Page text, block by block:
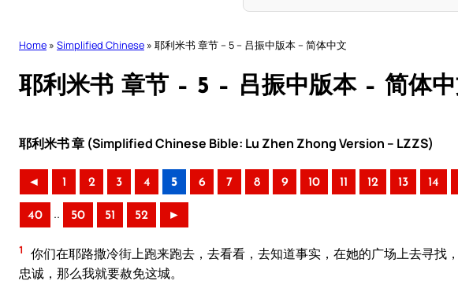
Home » Simplified Chinese » 耶利米书 章节 – 5 – 吕振中版本 – 简体中文
耶利米书 章节 – 5 – 吕振中版本 – 简体
耶利米书 章 (Simplified Chinese Bible: Lu Zhen Zhong Version – LZZS)
◄ 1 2 3 4 5 6 7 8 9 10 11 12 13 14
40 .. 50 51 52 ►
1
你们在耶路撒冷街上跑来跑去，去看看，去知道事实，在她的广场上去寻找
忠诚，那么我就要赦免这城。